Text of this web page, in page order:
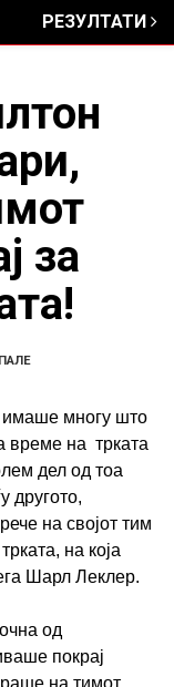
РЕЗУЛТАТИ
за
имаше многу што
време на трката
дел од тоа
другото,
на својот тим
на која
Шарл Леклер.
од
покрај
на тимот